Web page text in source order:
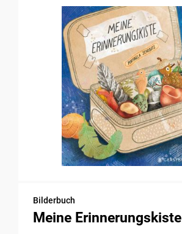
Bilderbuch
Meine Erinnerungskiste